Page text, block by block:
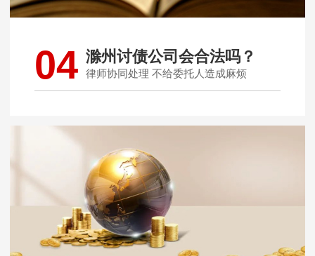
04 滁州讨债公司会合法吗？
律师协同处理 不给委托人造成麻烦